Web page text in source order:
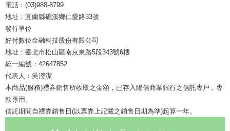
電話：(03)988-8799
地址：宜蘭縣礁溪鄉仁愛路33號
發行單位
好付數位金融科技股份有限公司
地址：臺北市松山區南京東路5段343號6樓
統一編號：42647852
代表人：吳瀅潔
本商品(服務)禮券銷售所收取之金額，已存入陽信商業銀行之信託專戶，專
款專用。
信託期間自禮券銷售日(以票券上記載之銷售日期為準)起算一年。